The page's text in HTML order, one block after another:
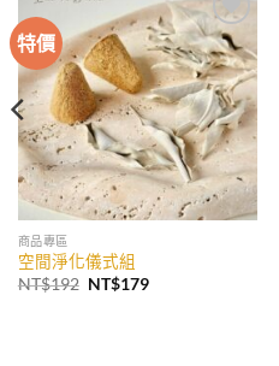
特價
加入
收藏
商品專區
空間淨化儀式組
NT$192 原
NT$179目